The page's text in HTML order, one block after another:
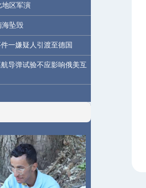
地区军演
海坠毁
一嫌疑人引渡至德国
导弹试验不应影响俄美互